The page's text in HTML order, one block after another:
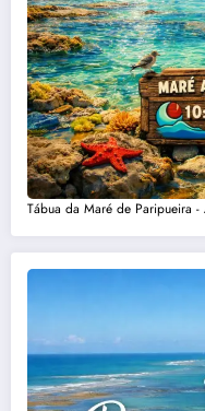
Tábua da Maré de Paripueira